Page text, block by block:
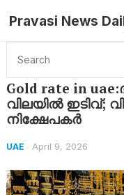
Pravasi News
Home UAE Gold rate in
Gold rate in
വിലയിൽ ഇടിവ്;
നിക്ഷേപകർ
UAE April 9, 2026